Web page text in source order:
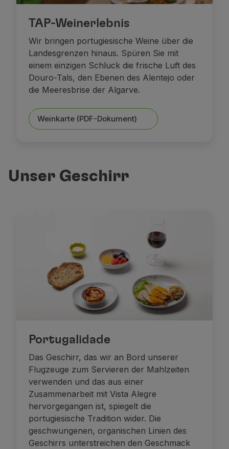
TAP-Weinerlebnis
Wir bringen portugiesische Weine über die
Landesgrenzen hinaus. Spüren Sie mit
einem einzigen Schluck die frische Luft des
Douro-Tals, den Ebenen des Alentejo oder
die Meeresbrise der Algarve.
Weinkarte (PDF-Dokument)
Unser Geschirr
Portugalidade
Das Geschirr, das wir an Bord unserer
Flugzeuge zum Servieren der Mahlzeiten
verwenden und das aus einer
Zusammenarbeit mit Vista Alegre
hervorgegangen ist, spiegelt die
portugiesische Tradition wider. Die
geschwungenen, organischen Linien des
Geschirrs unterstreichen den Geschmack